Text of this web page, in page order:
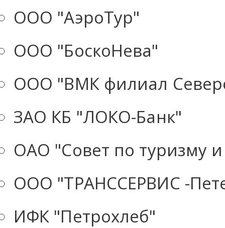
ООО "АэроТур"
ООО "БоскоНева"
ООО "ВМК филиал
ЗАО КБ "ЛОКО-Банк"
ОАО "Совет по туризму
ООО "ТРАНССЕРВИС -
ИФК "Петрохлеб"